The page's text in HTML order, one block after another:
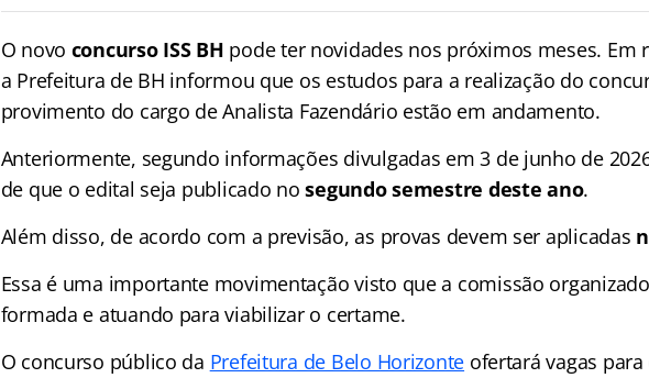
O novo concurso ISS BH pode ter novidades nos próximos meses. Em
a Prefeitura de BH informou que os estudos para a realização do
provimento do cargo de Analista Fazendário estão em andamento.
Anteriormente, segundo informações divulgadas em 3 de junho de
de que o edital seja publicado nosegundo semestre deste ano.
Além disso, de acordo com a previsão, as provas devem ser aplicadas
Essa é uma importante movimentação visto que a comissão
formada e atuando para viabilizar o certame.
O concurso público da Prefeitura de Belo Horizonte ofertará vagas